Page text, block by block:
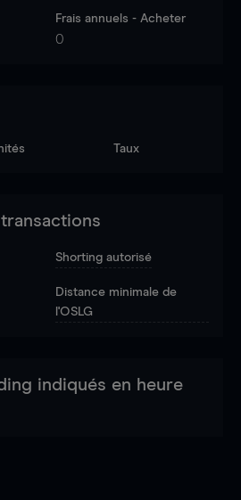
Frais annuels - Acheter
0
Taux
Shorting autorisé
Distance minimale de
l'OSLG
indiqués en heure